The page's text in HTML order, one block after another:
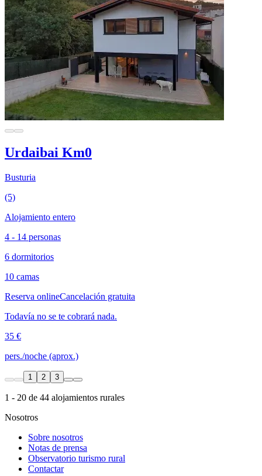
Urdaibai Km0
Busturia
(5)
Alojamiento entero
4 - 14 personas
6 dormitorios
10 camas
Reserva onlineCancelación gratuita
Todavía no se te cobrará nada.
35 €
pers./noche (aprox.)
1 2 3
1 - 20 de 44 alojamientos rurales
Nosotros
Sobre nosotros
Notas de prensa
Observatorio turismo rural
Contactar